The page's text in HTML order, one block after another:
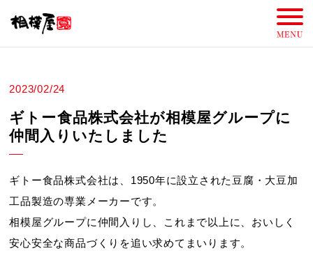
2023/02/24
ギトー食品株式会社が相模屋グループに
仲間入りいたしました
ギトー食品株式会社は、1950年に設立された豆腐・大豆加
工品製造の専業メーカーです。
相模屋グループに仲間入りし、これまで以上に、おいしく
安心安全な商品づくりを追い求めてまいります。